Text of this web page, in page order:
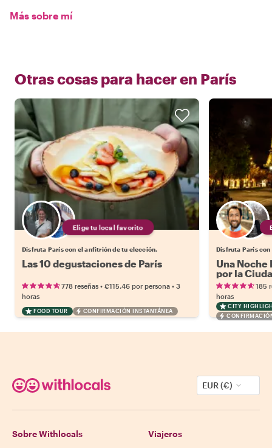
Más sobre mí
Otras cosas para hacer en París
Elige tu local favorito
Disfruta París con el anfitrión de tu elección.
Las 10 degustaciones de París
778 reseñas • €115.46 por persona • 3
horas
FOOD TOUR CONFIRMACIÓN INSTANTÁNEA
Disfruta París
Una Noche
por la
185
horas
CITY
EUR (€)
Sobre Withlocals Viajeros